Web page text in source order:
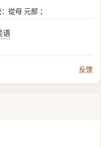
從母 元部 ；
语
反馈